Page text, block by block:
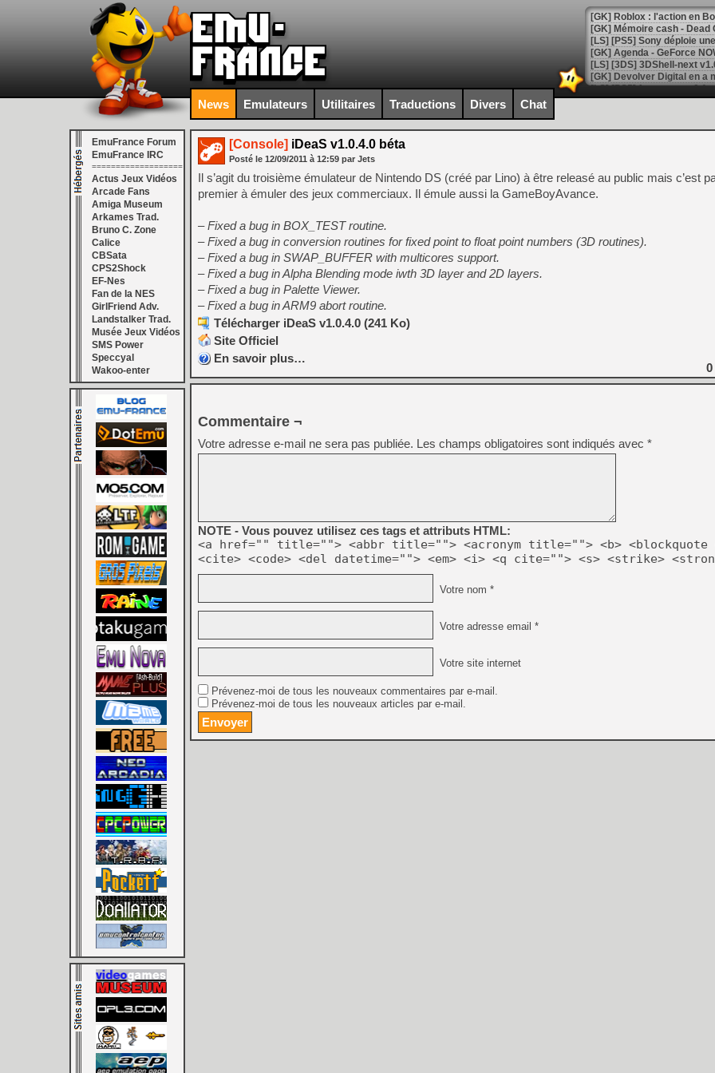
[GK] Roblox : l'action en
[GK] Agenda - GeForce
[GK] Devolver Digital en a
[LS] [PS5] ps5-y2jb-
[GK] Pourquoi Marvel
[GK] Test : Restory : Chill
[GK] GTA 6 : Rockstar
[GK] Hot Wheels Infinite
[GK] Mémoire cash -
[GK] Résultats Nintendo :
[GK] Déjà des
[Mo5] Brickboy cherche à
[GK] Minecraft et ses «
[GK] Beast of
[GK] Ubisoft : fin de partie
[GK] Mémoire cash -
[GK] Dan Houser (GTA)
[GK] Comment EA Sports
[GK] Crimson Moon : un
[GK] Isle of Reveries : le
[GK] Moonlighter 2 : The
[GK] Capcom relance
[Mo5] Deux inédits du
[GK] Le beat'em up The
[GK] Endless Legend 2 :
[LS] [PS5] Le WebKit
[GK] Oubliez Crazy Taxi,
[LS] [Switch] NSZ 5.0.0
[GK] Bethesda fête les 30
News Emulateurs Utilitaires Traductions Divers Chat
EmuFrance Forum
EmuFrance IRC
===================
Actus Jeux Vidéos
Arcade Fans
Amiga Museum
Arkames Trad.
Bruno C. Zone
Calice
CBSata
CPS2Shock
EF-Nes
Fan de la NES
GirlFriend Adv.
Landstalker Trad.
Musée Jeux Vidéos
SMS Power
Speccyal
Wakoo-enter
[Console] iDeaS v1.0.4.0 béta
Posté le 12/09/2011 à 12:59 par Jets
Il s’agit du troisième émulateur de Nintendo DS (créé par Lino) à être releasé au public mais c’est
premier à émuler des jeux commerciaux. Il émule aussi la GameBoyAvance.
– Fixed a bug in BOX_TEST routine.
– Fixed a bug in conversion routines for fixed point to float point numbers (3D routines).
– Fixed a bug in SWAP_BUFFER with multicores support.
– Fixed a bug in Alpha Blending mode iwth 3D layer and 2D layers.
– Fixed a bug in Palette Viewer.
– Fixed a bug in ARM9 abort routine.
Télécharger iDeaS v1.0.4.0 (241 Ko)
Site Officiel
En savoir plus…
0
Commentaire ¬
Votre adresse e-mail ne sera pas publiée. Les champs obligatoires sont indiqués avec *
NOTE - Vous pouvez utilisez ces tags et attributs HTML:
<a href="" title=""> <abbr title=""> <acronym title=""> <b> <blockquote
<cite> <code> <del datetime=""> <em> <i> <q cite=""> <s> <strike>
Votre nom *
Votre adresse email *
Votre site internet
Prévenez-moi de tous les nouveaux commentaires par e-mail.
Prévenez-moi de tous les nouveaux articles par e-mail.